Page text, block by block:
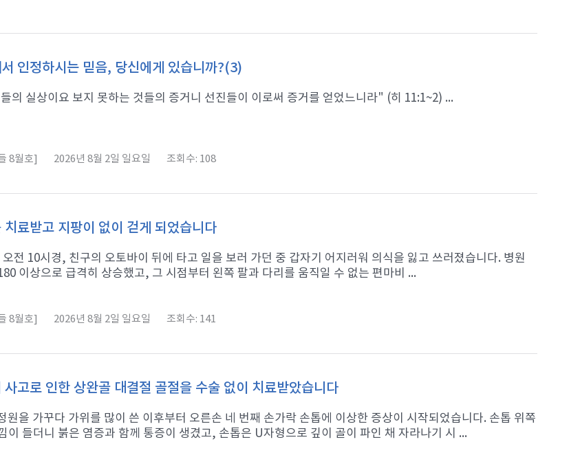
인정하시는 믿음, 당신에게 있습니까?(3)
의 실상이요 보지 못하는 것들의 증거니 선진들이 이로써 증거를 얻었느니라" (히 11:1~2) ...
8월호] 2026년 8월 2일 일요일 조회수: 108
치료받고 지팡이 없이 걷게 되었습니다
전 10시경, 친구의 오토바이 뒤에 타고 일을 보러 가던 중 갑자기 어지러워 의식을 잃고 쓰러졌습니다. 병원
이상으로 급격히 상승했고, 그 시점부터 왼쪽 팔과 다리를 움직일 수 없는 편마비 ...
8월호] 2026년 8월 2일 일요일 조회수: 141
사고로 인한 상완골 대결절 골절을 수술 없이 치료받았습니다
원을 가꾸다 가위를 많이 쓴 이후부터 오른손 네 번째 손가락 손톱에 이상한 증상이 시작되었습니다. 손톱 위쪽
이 들더니 붉은 염증과 함께 통증이 생겼고, 손톱은 U자형으로 깊이 골이 파인 채 자라나기 시 ...